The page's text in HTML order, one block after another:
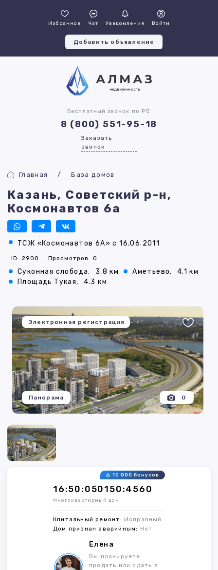
Избранное Чат Уведомления Войти
Добавить объявление
Бесплатный звонок по РФ
8 (800) 551-95-18
Заказать
звонок
Главная База домов
Казань, Советский р-н,
Космонавтов 6а
ТСЖ «Космонавтов 6А» с 16.06.2011
ID: 2900 Просмотров: 0
Суконная слобода, 3.8 км Аметьево,
4.1 км
Площадь Тукая,
4.3 км
Электронная регистрация
0
Панорама
16:50:050150:4560
10 000 бонусов
Многоквартирный дом
Кпитальный ремонт: Исправный
Дом признан аварийным: Нет
Елена
Вы планируете
продать или сдать в